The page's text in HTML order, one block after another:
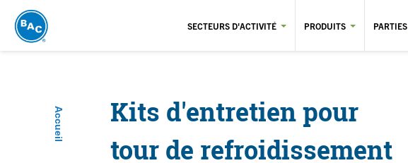
contenu
SECTEURS D'ACTIVITÉ PRODUITS PARTIES
Fil d'Ariane
Accueil
Kits d'entretien pour
tour de refroidissement